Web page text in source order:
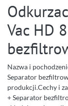
Vac HD
Nazwa i
Separator
produkcji.Cechy i
+ Separator